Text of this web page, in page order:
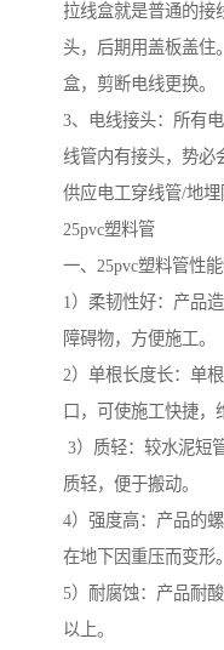
拉线盒就是普通的接
头，后期用盖板盖住
盒，剪断电线更换。
3、电线接头：所有
线管内有接头，势必
供应电工穿线管/地埋
25pvc塑料管
一、25pvc塑料管性
1）柔韧性好：产品
障碍物，方便施工。
2）单根长度长：单
口，可使施工快捷，
3）质轻：较水泥短
质轻，便于搬动。
4）强度高：产品的
在地下因重压而变形。
5）耐腐蚀：产品耐
以上。